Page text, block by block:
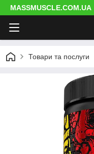
MASSMUSCLE.COM.UA
Товари та послуги